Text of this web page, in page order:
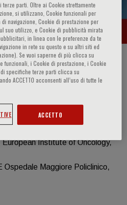
- Pathway
/ INFORMACION EVENTO
Institute of Oncology,
Maggiore Policlinico,
parti. Oltre ai Cookie strettamente
si utilizzano, Cookie funzionali per
navigazione, Cookie di prestazione per
suo utilizzo, e Cookie di pubblicità mirata
in linea con le preferenze da te
in rete su questo e su altri siti ed
Se vuoi saperne di più clicca su
funzionali, i Cookie di prestazione, i Cookie
specifiche terze parti clicca su
ACCETTO acconsenti all’uso di tutte le
ACCETTO